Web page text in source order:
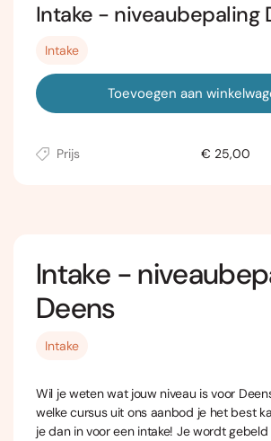
Intake -
Deens
Intake
Wil je weten wat jouw niveau is voor
welke cursus uit ons aanbod je het best
je dan in voor een intake! Je wordt
Intake - niveaubepaling
Intake
Toevoegen aan
Prijs € 25,00